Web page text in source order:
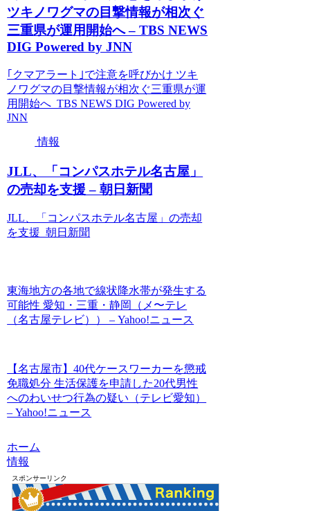
ツキノワグマの目撃情報が相次ぐ
三重県が運用開始へ – TBS NEWS
DIG Powered by JNN
｢クマアラート｣で注意を呼びかけ ツキ
ノワグマの目撃情報が相次ぐ三重県が運
用開始へ TBS NEWS DIG Powered by
JNN
情報
JLL、「コンパスホテル名古屋」
の売却を支援 – 朝日新聞
JLL、「コンパスホテル名古屋」の売却
を支援 朝日新聞
東海地方の各地で線状降水帯が発生する
可能性 愛知・三重・静岡（メ〜テレ
（名古屋テレビ）） – Yahoo!ニュース
【名古屋市】40代ケースワーカーを懲戒
免職処分 生活保護を申請した20代男性
へのわいせつ行為の疑い（テレビ愛知）
– Yahoo!ニュース
ホーム
情報
スポンサーリンク